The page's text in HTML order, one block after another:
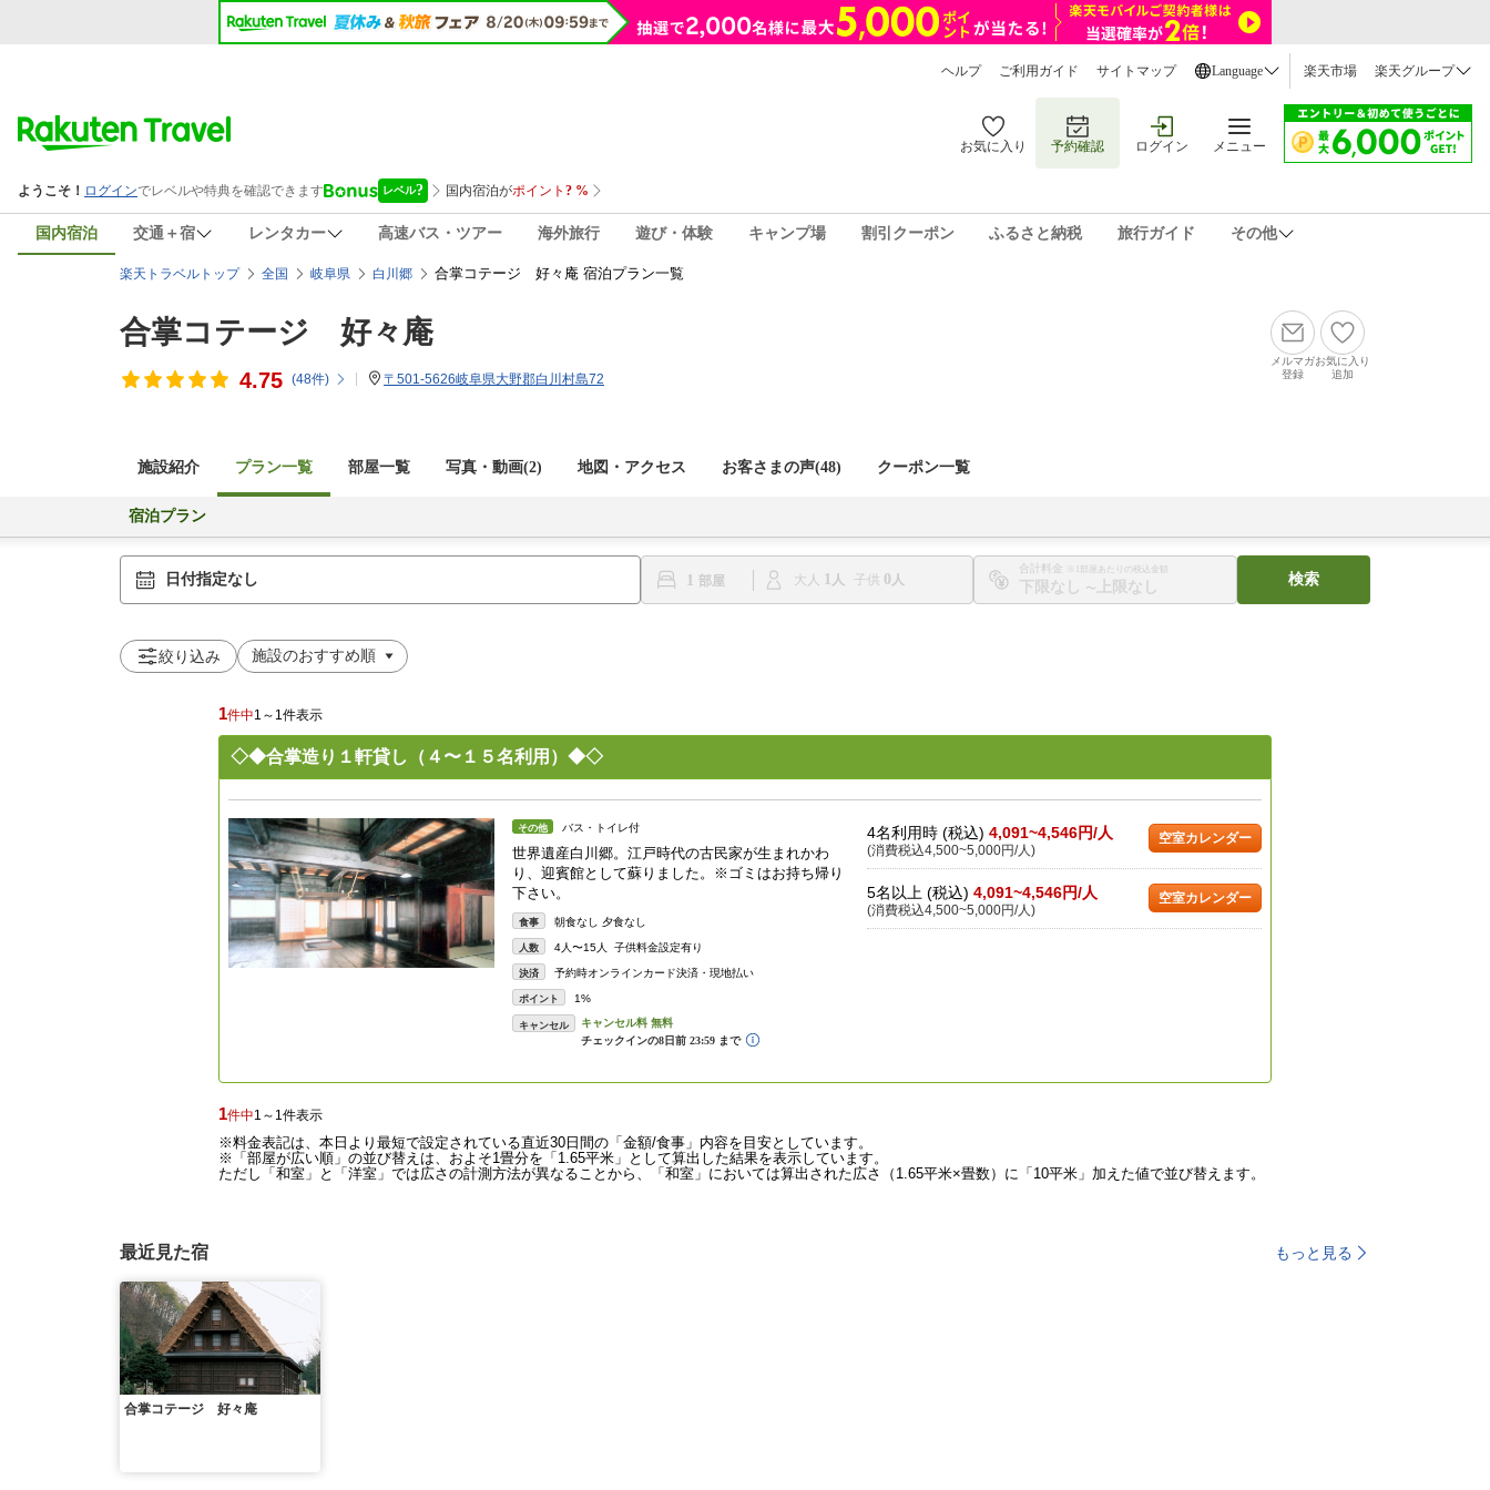
ヘルプ ご利用ガイド サイトマップ Language 楽天市場 楽天グループ
お気に入り 予約確認 ログイン メニュー
国内宿泊 交通＋宿 レンタカー 高速バス・ツアー 海外旅行 遊び・体験 キャンプ場 割引クーポン ふるさと納税 旅行ガイド その他
楽天トラベルトップ 全国 岐阜県 白川郷 合掌コテージ 好々庵 宿泊プラン一覧
合掌コテージ 好々庵
4.75 (48件) 〒501-5626岐阜県大野郡白川村島72
メルマガ
登録
お気に入り
追加
施設紹介 プラン一覧 部屋一覧 写真・動画(2) 地図・アクセス お客さまの声(48) クーポン一覧
宿泊プラン
日付指定なし 1 大人 1 子供 0
合計料金 ※1部屋あたりの税込金額
〜
検索
絞り込み
1件中1～1件表示
◇◆合掌造り１軒貸し（４〜１５名利用）◆◇
その他 バス・トイレ付
世界遺産白川郷。江戸時代の古民家が生まれかわ
り、迎賓館として蘇りました。※ゴミはお持ち帰り
下さい。
食事 朝食なし 夕食なし
人数 4人〜15人 子供料金設定有り
決済 予約時オンラインカード決済・現地払い
ポイント 1%
キャンセル
4名利用時 (税込) 4,091~4,546円/人
(消費税込4,500~5,000円/人)
空室カレンダー
5名以上 (税込) 4,091~4,546円/人
(消費税込4,500~5,000円/人)
空室カレンダー
1件中1～1件表示
※料金表記は、本日より最短で設定されている直近30日間の「金額/食事」内容を目安としています。
※「部屋が広い順」の並び替えは、およそ1畳分を「1.65平米」として算出した結果を表示しています。
ただし「和室」と「洋室」では広さの計測方法が異なることから、「和室」においては算出された広さ（1.65平米×畳数）に「10平米」加えた値で並び替えます。
最近見た宿 もっと見る
合掌コテージ 好々庵